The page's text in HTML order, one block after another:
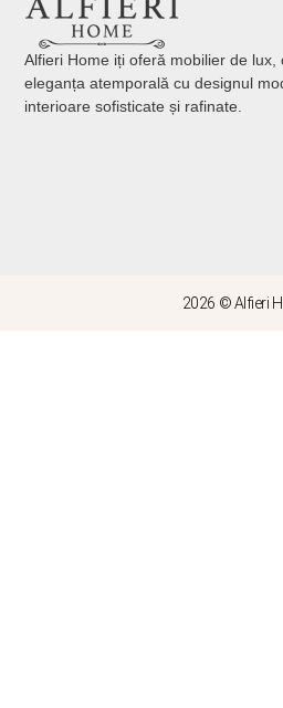
Alfieri Home iți oferă mobilier de lux,
eleganța atemporală cu designul
interioare sofisticate și rafinate.
2026 © Alfieri